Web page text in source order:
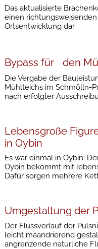
Das aktualisierte
einen
Ortsentwicklung dar.
Bypass für den
Die Vergabe der
Mühlteichs im Schmölln-
nach erfolgter
Lebensgroße
in Oybin
Es war einmal in Oybin:
Oybin bekommt mit
Dafür sorgen mehrere
Umgestaltung der
Der Flussverlauf der
leicht mäandrierend
angrenzende natürliche